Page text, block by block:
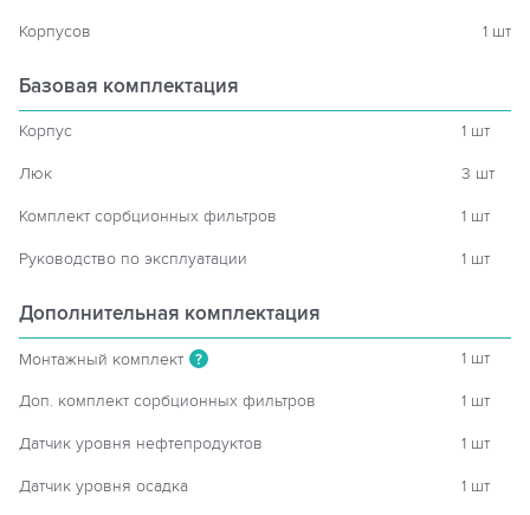
Корпусов 1 шт
Базовая комплектация
Корпус 1 шт
Люк 3 шт
Комплект сорбционных фильтров 1 шт
Руководство по эксплуатации 1 шт
Дополнительная комплектация
Монтажный комплект ? 1 шт
Доп. комплект сорбционных фильтров 1 шт
Датчик уровня нефтепродуктов 1 шт
Датчик уровня осадка 1 шт